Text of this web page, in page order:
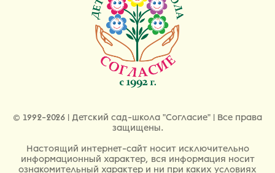
© 1992-2026 | Детский сад-школа "Согласие" | Все права
защищены.
Настоящий интернет-сайт носит исключительно
информационный характер, вся информация носит
ознакомительный характер и ни при каких условиях